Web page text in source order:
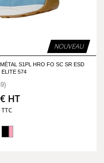
NOUVEAU
S1PL HRO FO SC SR ESD
ELITE 574
HT